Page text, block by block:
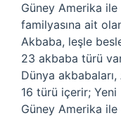
Güney Amerika ile
familyasına ait
Akbaba, leşle
23 akbaba türü
Dünya
16 türü içerir; Yeni
Güney Amerika ile